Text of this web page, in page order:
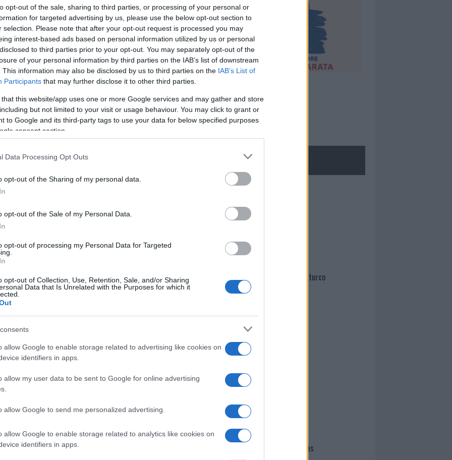
opt-out of the sale, sharing to third parties, or processing of your personal or
for targeted advertising by us, please use the below opt-out section to
selection. Please note that after your opt-out request is processed you may
interest-based ads based on personal information utilized by us or personal
to third parties prior to your opt-out. You may separately opt-out of the
of your personal information by third parties on the IAB’s list of downstream
This information may also be disclosed by us to third parties on the IAB’s List of
Participants that may further disclose it to other third parties.
that this website/app uses one or more Google services and may gather and store
but not limited to your visit or usage behaviour. You may click to grant or
to Google and its third-party tags to use your data for below specified purposes
consent section.
Data Processing Opt Outs
opt-out of the Sharing of my personal data.
opt-out of the Sale of my Personal Data.
opt-out of processing my Personal Data for Targeted
opt-out of Collection, Use, Retention, Sale, and/or Sharing
Data that Is Unrelated with the Purposes for which it
allow Google to enable storage related to advertising like cookies on
identifiers in apps.
allow my user data to be sent to Google for online advertising
allow Google to send me personalized advertising.
allow Google to enable storage related to analytics like cookies on
identifiers in apps.
ore 16:30 nellachiesa del Carmeloa Bosa,
per un ultimo saluto e per onorare
un caro ricordo nella vita di chi lo ha
tristezza,le città di Olbia e Bosa si
di Gianni, offrendo il proprio sostegno e le
cliccandoqui
nella sezioneLogindal menù del sito o
NECROLOGIE
Martina Agostina Diturco
I nostri cari
I nostri cari
Giovannimaria Cabras